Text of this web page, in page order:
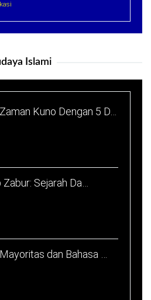
Islami
Kuno Dengan 5 D…
Sejarah Da…
dan Bahasa …